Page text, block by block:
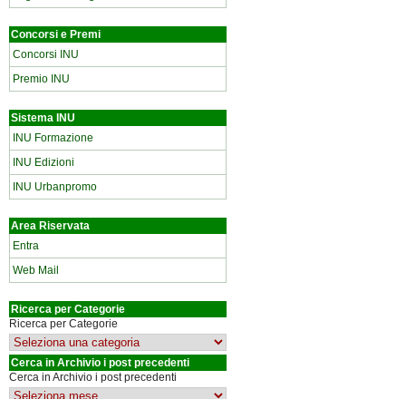
Concorsi e Premi
Concorsi INU
Premio INU
Sistema INU
INU Formazione
INU Edizioni
INU Urbanpromo
Area Riservata
Entra
Web Mail
Ricerca per Categorie
Ricerca per Categorie
Cerca in Archivio i post precedenti
Cerca in Archivio i post precedenti